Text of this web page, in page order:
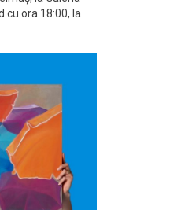
cu ora 18:00, la